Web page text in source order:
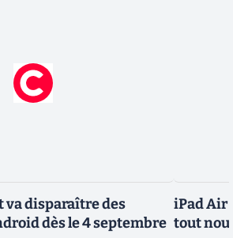
va disparaître des
dès le 4 septembre
iPad Air
tout